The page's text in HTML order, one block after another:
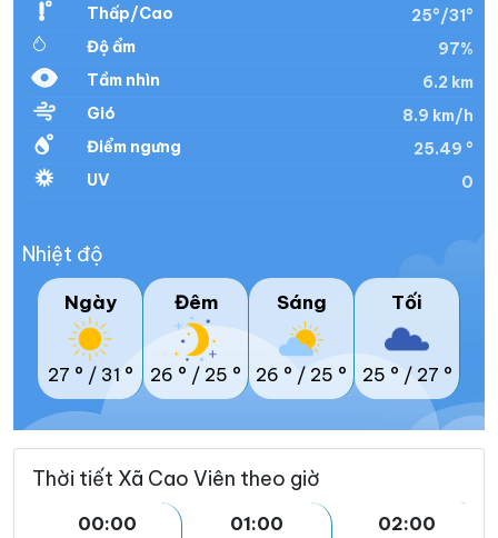
Thấp/Cao
25°/31°
Độ ẩm
97%
Tầm nhìn
6.2 km
Gió
8.9 km/h
Điểm ngưng
25.49 °
UV
0
Nhiệt độ
Ngày
27 ° / 31 °
Đêm
26 ° / 25 °
Sáng
26 ° / 25 °
Tối
25 ° / 27 °
Thời tiết Xã Cao Viên theo giờ
00:00
01:00
02:00